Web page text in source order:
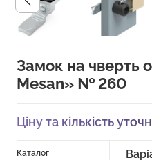
Замок на чверть
Mesan» № 260
Ціну та кількість
Каталог